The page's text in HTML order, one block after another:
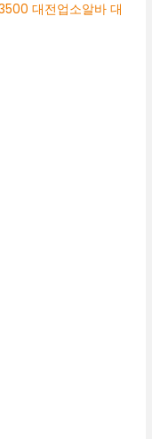
대전업소알바 대